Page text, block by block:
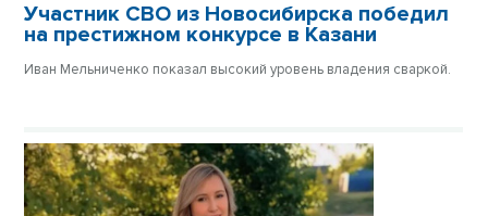
Участник СВО из Новосибирска победил
на престижном конкурсе в Казани
Иван Мельниченко показал высокий уровень владения сваркой.